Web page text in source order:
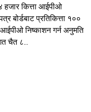
हजार कित्ता आईपीओ
बोर्डबाट प्रतिकित्ता १००
निष्काशन गर्न अनुमति
चैत ८...